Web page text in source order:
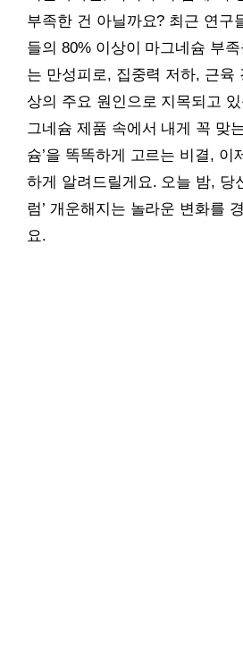
부족한 건 아닐까요? 최근 연구
들의 80% 이상이 마그네슘 부
는 만성피로, 집중력 저하, 근육
상의 주요 원인으로 지목되고
그네슘 제품 속에서 내게 꼭 맞
슘’을 똑똑하게 고르는 비결, 이
하게 알려드릴게요. 오늘 밤, 당
럼’ 개운해지는 놀라운 변화를
요.